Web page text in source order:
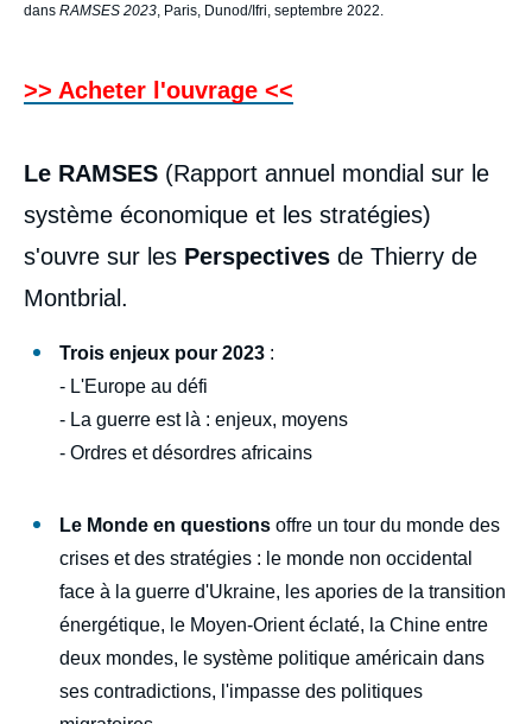
dans RAMSES 2023 , Paris, Dunod/Ifri, septembre 2022.
>> Acheter l'ouvrage <<
Le RAMSES (Rapport annuel mondial sur le
système économique et les stratégies)
s'ouvre sur les Perspectives de Thierry de
Montbrial.
Trois enjeux pour 2023 :
- L'Europe au défi
- La guerre est là : enjeux, moyens
- Ordres et désordres africains
Le Monde en questions offre un tour du monde des
crises et des stratégies : le monde non occidental
face à la guerre d'Ukraine, les apories de la transition
énergétique, le Moyen-Orient éclaté, la Chine entre
deux mondes, le système politique américain dans
ses contradictions, l'impasse des politiques